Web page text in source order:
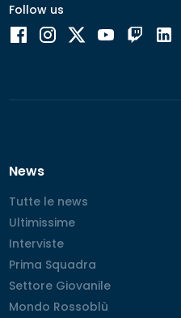
Follow us
News
Tutte le news
Tutte le news
Ultimissime
Ultimissime
Interviste
Interviste
Prima Squadra
Prima Squadra
Settore Giovanile
Settore Giovanile
Mondo Rossoblù
Mondo Rossoblù